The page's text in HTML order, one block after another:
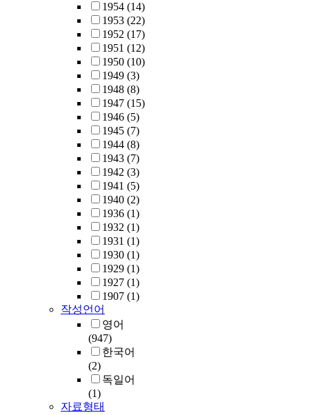
1954 (14)
1953 (22)
1952 (17)
1951 (12)
1950 (10)
1949 (3)
1948 (8)
1947 (15)
1946 (5)
1945 (7)
1944 (8)
1943 (7)
1942 (3)
1941 (5)
1940 (2)
1936 (1)
1932 (1)
1931 (1)
1930 (1)
1929 (1)
1927 (1)
1907 (1)
작성언어
영어
(947)
한국어
(2)
독일어
(1)
자료형태